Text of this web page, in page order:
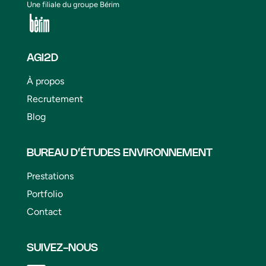
Une filiale du groupe Bérim
AGI2D
À propos
Recrutement
Blog
BUREAU D’ÉTUDES ENVIRONNEMENT
Prestations
Portfolio
Contact
SUIVEZ-NOUS